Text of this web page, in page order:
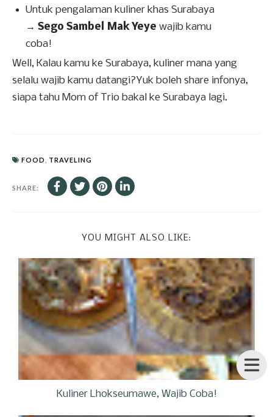
Untuk pengalaman kuliner khas Surabaya
→ Sego Sambel Mak Yeyewajib kamu
coba!
Well, Kalau kamu ke Surabaya, kuliner mana yang
selalu wajib kamu datangi?Yuk boleh share infonya,
siapa tahu Mom of Trio bakal ke Surabaya lagi.
FOOD TRAVELING
SHARE:
YOU MIGHT ALSO LIKE:
Kuliner Lhokseumawe, Wajib Coba!